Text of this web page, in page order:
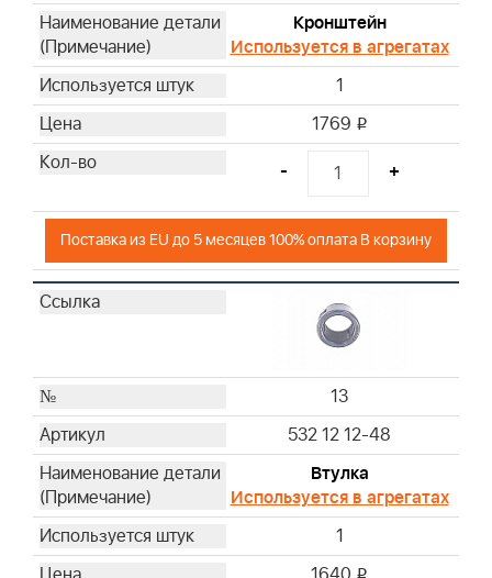
Кронштейн
Используется в агрегатах
1
1769 i
- +
Поставка из EU до 5 месяцев 100% оплата В корзину
13
532 12 12-48
Втулка
Используется в агрегатах
1
i